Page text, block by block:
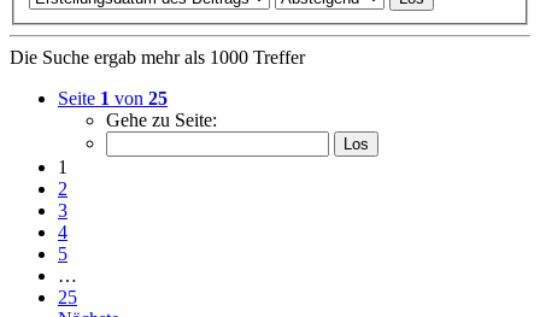
Die Suche ergab mehr als 1000 Treffer
Seite 1 von 25
Gehe zu Seite:
1
2
3
4
5
…
25